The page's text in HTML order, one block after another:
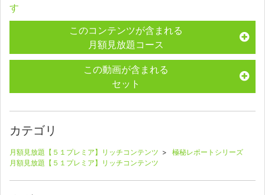
す
このコンテンツが含まれる
月額見放題コース
この動画が含まれる
セット
カテゴリ
月額見放題【５１プレミア】リッチコンテンツ > 極秘レポートシリーズ
月額見放題【５１プレミア】リッチコンテンツ